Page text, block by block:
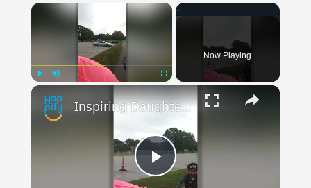
×
Fullscreen
Now Playing
×
Play
Inspiring Daughter Shouts Words Of Encouragement To Mom On Weight Loss Journey | Happily TV